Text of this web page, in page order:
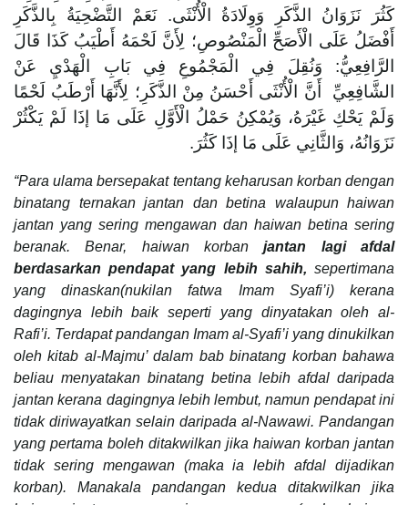
كَثُرَ نَزَوَانُ الذَّكَرِ وَوِلَادَةُ الْأُنْثَى. نَعَمْ التَّضْحِيَةُ بِالذَّكَرِ
أَفْضَلُ عَلَى الْأَصَحِّ الْمَنْصُوصِ؛ لِأَنَّ لَحْمَهُ أَطْيَبُ كَذَا قَالَ
الرَّافِعِيُّ: وَنُقِلَ فِي الْمَجْمُوعِ فِي بَابِ الْهَدْيِ عَنْ
الشَّافِعِيِّ أَنَّ الْأُنْثَى أَحْسَنُ مِنْ الذَّكَرِ؛ لِأَنَّهَا أَرْطَبُ لَحْمًا
وَلَمْ يَحْكِ غَيْرَهُ، وَيُمْكِنُ حَمْلُ الْأَوَّلِ عَلَى مَا إذَا لَمْ يَكْثُرْ
نَزَوَانُهُ، وَالثَّانِي عَلَى مَا إذَا كَثُرَ.
“Para ulama bersepakat tentang keharusan korban dengan
binatang ternakan jantan dan betina walaupun haiwan
jantan yang sering mengawan dan haiwan betina sering
beranak. Benar, haiwan korbanjantan lagi afdal
berdasarkan pendapat yang lebih sahih, sepertimana
yang dinaskan(nukilan fatwa Imam Syafi’i) kerana
dagingnya lebih baik seperti yang dinyatakan oleh al-
Rafi’i. Terdapat pandangan Imam al-Syafi’i yang dinukilkan
oleh kitab al-Majmu’ dalam bab binatang korban bahawa
beliau menyatakan binatang betina lebih afdal daripada
jantan kerana dagingnya lebih lembut, namun pendapat ini
tidak diriwayatkan selain daripada al-Nawawi. Pandangan
yang pertama boleh ditakwilkan jika haiwan korban jantan
tidak sering mengawan (maka ia lebih afdal dijadikan
korban). Manakala pandangan kedua ditakwilkan jika